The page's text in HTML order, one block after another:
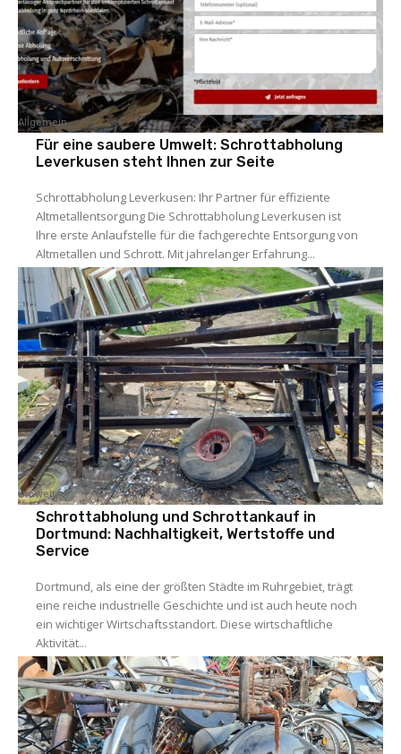
Allgemein
Für eine saubere Umwelt: Schrottabholung
Leverkusen steht Ihnen zur Seite
Schrottabholung Leverkusen: Ihr Partner für effiziente
Altmetallentsorgung Die Schrottabholung Leverkusen ist
Ihre erste Anlaufstelle für die fachgerechte Entsorgung von
Altmetallen und Schrott. Mit jahrelanger Erfahrung...
Umwelt
Schrottabholung und Schrottankauf in
Dortmund: Nachhaltigkeit, Wertstoffe und
Service
Dortmund, als eine der größten Städte im Ruhrgebiet, trägt
eine reiche industrielle Geschichte und ist auch heute noch
ein wichtiger Wirtschaftsstandort. Diese wirtschaftliche
Aktivität...